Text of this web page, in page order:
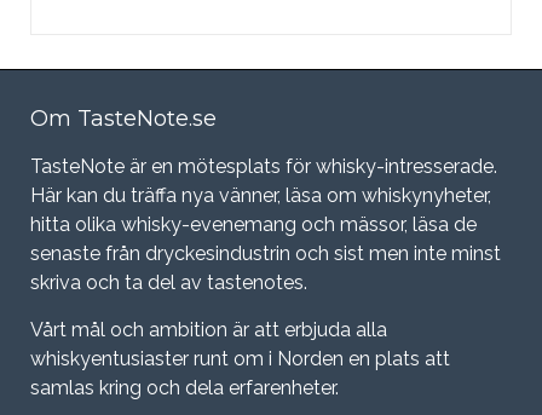
Om TasteNote.se
TasteNote är en mötesplats för whisky-intresserade.
Här kan du träffa nya vänner, läsa om whiskynyheter,
hitta olika whisky-evenemang och mässor, läsa de
senaste från dryckesindustrin och sist men inte minst
skriva och ta del av tastenotes.
Vårt mål och ambition är att erbjuda alla
whiskyentusiaster runt om i Norden en plats att
samlas kring och dela erfarenheter.